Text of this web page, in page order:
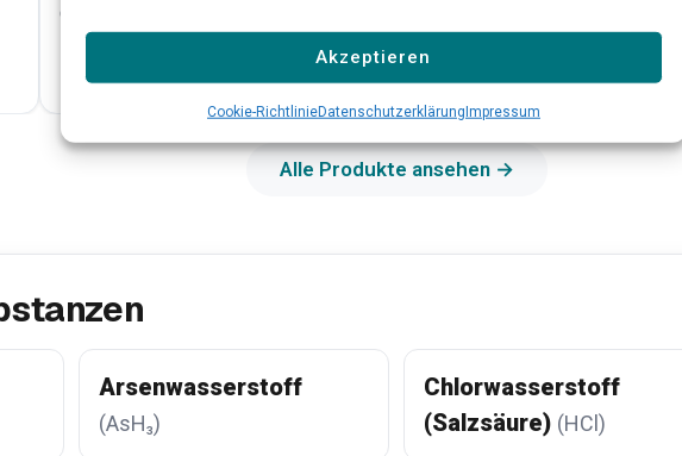
Akzeptieren
Cookie-RichtlinieDatenschutzerklärungImpressum
Qualitätskontrolle
Mehr erfahren → Mehr erfahren →
Alle Produkte ansehen →
Arsenwasserstoff
(AsH₃)
Chlorwasserstoff
(Salzsäure) (HCl)